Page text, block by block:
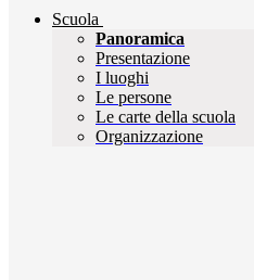
Scuola
Panoramica
Presentazione
I luoghi
Le persone
Le carte della scuola
Organizzazione